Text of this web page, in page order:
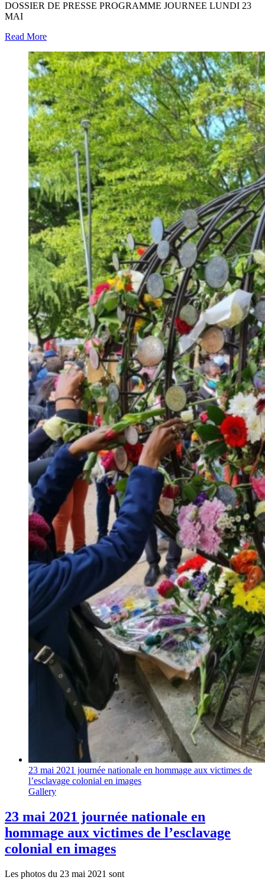
DOSSIER DE PRESSE PROGRAMME JOURNEE LUNDI 23
MAI
Read More
23 mai 2021 journée nationale en hommage aux victimes de
l’esclavage colonial en images
Gallery
23 mai 2021 journée nationale en
hommage aux victimes de l’esclavage
colonial en images
Les photos du 23 mai 2021 sont